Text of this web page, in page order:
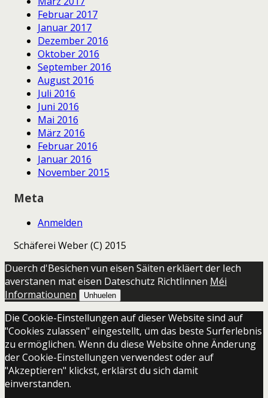
Februar 2017
Januar 2017
Dezember 2016
Oktober 2016
September 2016
August 2016
Juli 2016
Juni 2016
Mai 2016
März 2016
Februar 2016
Januar 2016
November 2015
Meta
Anmelden
Schäferei Weber (C) 2015
Duerch d'Besichen vun eisen Säiten erkläert der Iech
averstanen mat eisen Dateschutz Richtlinnen Méi
Informatiounen
Unhuelen
Die Cookie-Einstellungen auf dieser Website sind auf
"Cookies zulassen" eingestellt, um das beste Surferlebnis
zu ermöglichen. Wenn du diese Website ohne Änderung
der Cookie-Einstellungen verwendest oder auf
"Akzeptieren" klickst, erklärst du sich damit
einverstanden.